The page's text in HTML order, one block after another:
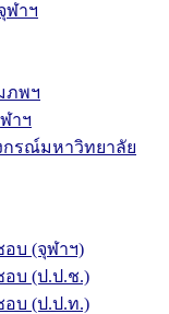
ฬาฯ
ภพฯ
าฯ
กรณ์มหาวิทยาลัย
บ (จุฬาฯ)
อบ (ป.ป.ช.)
อบ (ป.ป.ท.)